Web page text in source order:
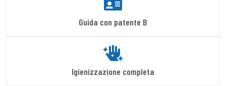
Guida con patente B
Igienizzazione completa